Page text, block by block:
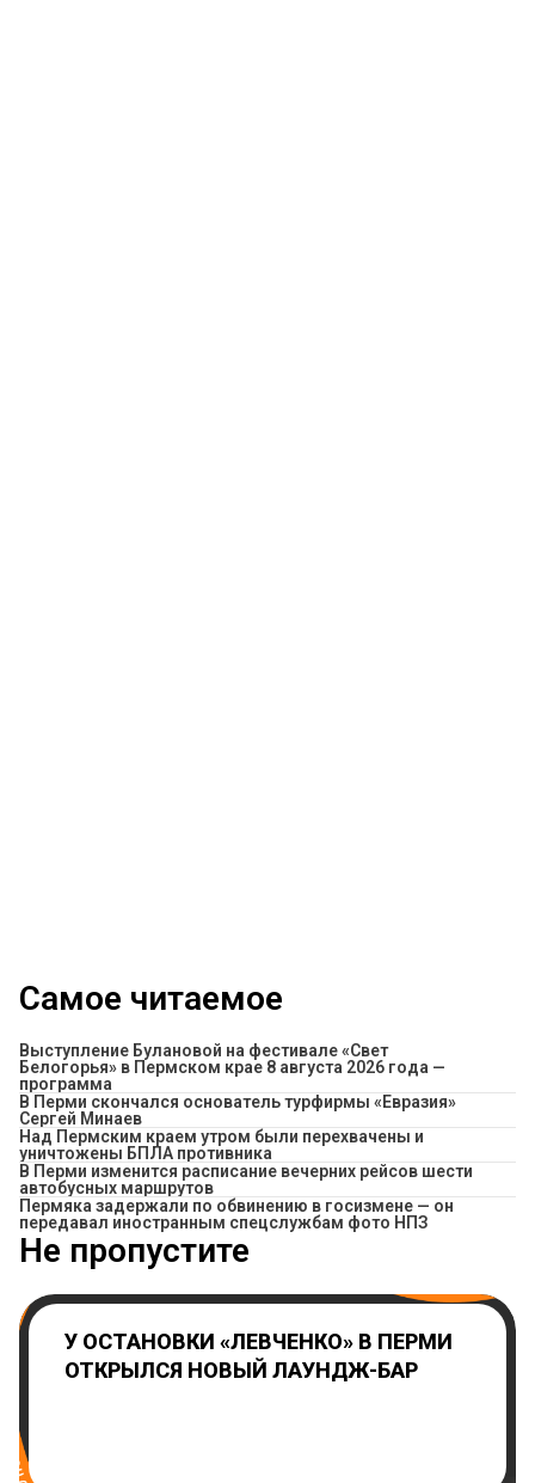
Самое читаемое
Выступление Булановой на фестивале «Свет
Белогорья» в Пермском крае 8 августа 2026 года —
программа
В Перми скончался основатель турфирмы «Евразия»
Сергей Минаев
Над Пермским краем утром были перехвачены и
уничтожены БПЛА противника
​В Перми изменится расписание вечерних рейсов шести
автобусных маршрутов
Пермяка задержали по обвинению в госизмене — он
передавал иностранным спецслужбам фото НПЗ
Не пропустите
У ОСТАНОВКИ «ЛЕВЧЕНКО» В ПЕРМИ
ОТКРЫЛСЯ НОВЫЙ ЛАУНДЖ-БАР